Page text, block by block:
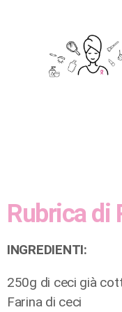
Rubrica di
INGREDIENTI:
250g di ceci già
Farina di ceci